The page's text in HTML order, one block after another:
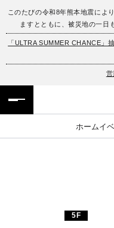
このたびの令和8年熊本地震によ
ますとともに、被災地の一日
「ULTRA SUMMER CHANCE」
ホームイ
フロアガイド
施設案内・アクセス
PARCOメンバーズ
ENGLISH
繁体字
5F